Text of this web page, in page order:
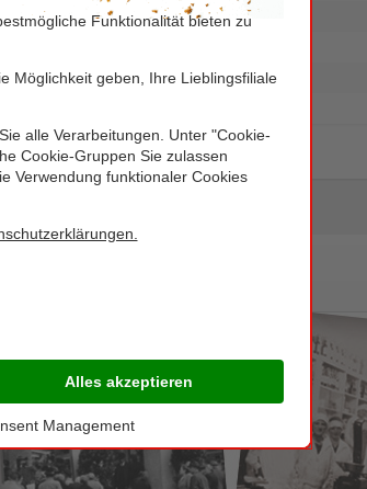
Plastik eing...
Nachfage!
2019